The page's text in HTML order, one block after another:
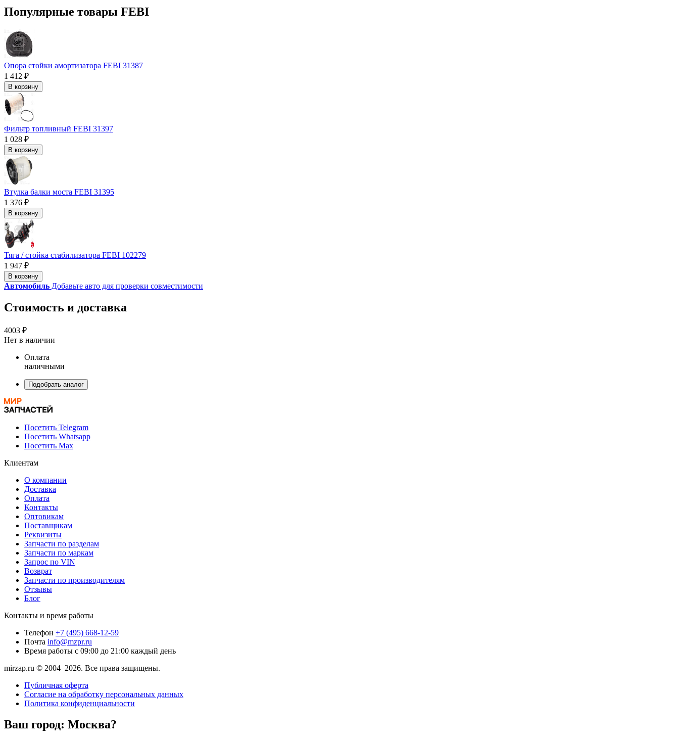
Популярные товары FEBI
Опора стойки амортизатора FEBI 31387
1 412 ₽
В корзину
Фильтр топливный FEBI 31397
1 028 ₽
В корзину
Втулка балки моста FEBI 31395
1 376 ₽
В корзину
Тяга / стойка стабилизатора FEBI 102279
1 947 ₽
В корзину
Автомобиль Добавьте авто для проверки совместимости
Стоимость и доставка
4003 ₽
Нет в наличии
Оплата
наличными
Подобрать аналог
Посетить Telegram
Посетить Whatsapp
Посетить Max
Клиентам
О компании
Доставка
Оплата
Контакты
Оптовикам
Поставщикам
Реквизиты
Запчасти по разделам
Запчасти по маркам
Запрос по VIN
Возврат
Запчасти по производителям
Отзывы
Блог
Контакты и время работы
Телефон +7 (495) 668-12-59
Почта info@mzpr.ru
Время работы с 09:00 до 21:00 каждый день
mirzap.ru © 2004–2026. Все права защищены.
Публичная оферта
Согласие на обработку персональных данных
Политика конфиденциальности
Ваш город: Москва?